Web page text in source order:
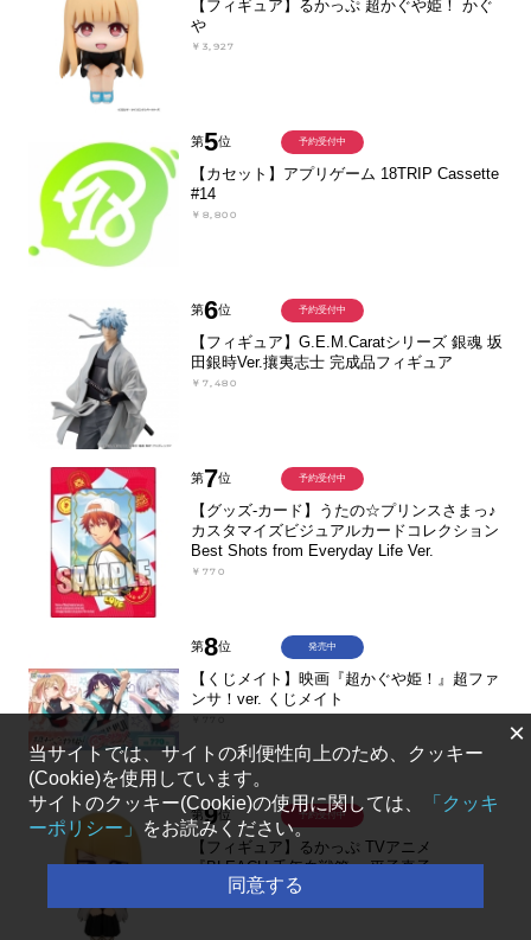
【フィギュア】るかっぷ 超かぐや姫！ かぐ
や
￥3,927
第5位
【カセット】アプリゲーム 18TRIP Cassette
#14
￥8,800
予約受付中
第6位
【フィギュア】G.E.M.Caratシリーズ 銀魂 坂
田銀時Ver.攘夷志士 完成品フィギュア
￥7,480
予約受付中
第7位
【グッズ-カード】うたの☆プリンスさまっ♪
カスタマイズビジュアルカードコレクション
Best Shots from Everyday Life Ver.
￥770
予約受付中
第8位
【くじメイト】映画『超かぐや姫！』超ファ
ンサ！ver. くじメイト
発売中
第9位
【フィギュア】るかっぷ TVアニメ
『BLEACH 千年血戦篇』 平子真子
￥4,020
予約受付中
×
当サイトでは、サイトの利便性向上のため、クッキー
(Cookie)を使用しています。
サイトのクッキー(Cookie)の使用に関しては、
「クッキ
ーポリシー」 をお読みください。
同意する